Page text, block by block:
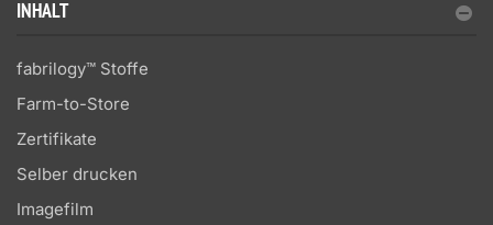
INHALT
fabrilogy™ Stoffe
Farm-to-Store
Zertifikate
Selber drucken
Imagefilm